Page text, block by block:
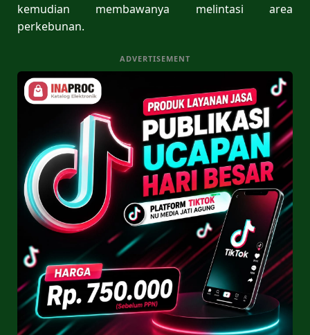
kemudian membawanya melintasi area
perkebunan.
ADVERTISEMENT